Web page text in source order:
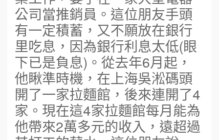
公司當推銷員。這位朋友手頭
有一定積蓄，又不願放在銀行
里吃息，因為銀行利息太低(眼
下已是負息)。從去年6月起，
他瞅準時機，在上海吳淞碼頭
開了一家拉麵館，後來連開了4
家。現在這4家拉麵館每月能為
他帶來2萬多元的收入，遠超過